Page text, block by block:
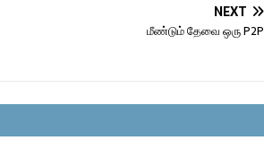
NEXT
மீண்டும் தேவை ஒரு P2P